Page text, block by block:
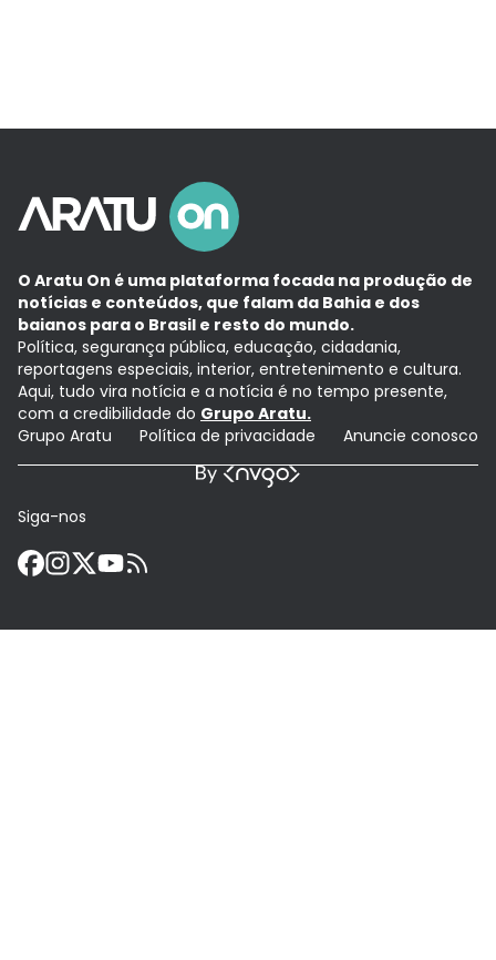
O Aratu On é uma plataforma focada na produção de
notícias e conteúdos, que falam da Bahia e dos
baianos para o Brasil e resto do mundo.
Política, segurança pública, educação, cidadania,
reportagens especiais, interior, entretenimento e cultura.
Aqui, tudo vira notícia e a notícia é no tempo presente,
com a credibilidade do Grupo Aratu.
Grupo Aratu
Política de privacidade Anuncie conosco
Siga-nos